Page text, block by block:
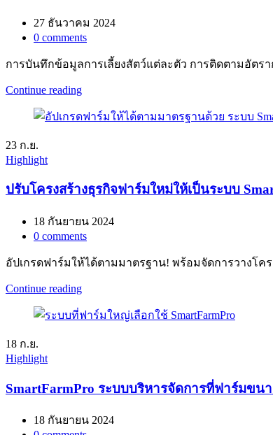
27 ธันวาคม 2024
0 comments
การบันทึกข้อมูลการเลี้ยงสัตว์แต่ละตัว การติดตามอัตร
Continue reading
23 ก.ย.
Highlight
ปรับโครงสร้างธุรกิจฟาร์มใหม่ให้เป็นระบบ
18 กันยายน 2024
0 comments
อัปเกรดฟาร์มให้ได้ตามมาตรฐาน! พร้อมจัดการวางโคร
Continue reading
18 ก.ย.
Highlight
SmartFarmPro ระบบบริหารจัดการที่ฟาร์มขน
18 กันยายน 2024